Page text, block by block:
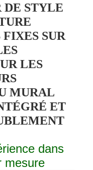
DE STYLE
SUR
LES
MURAL
ET
dans
mesure